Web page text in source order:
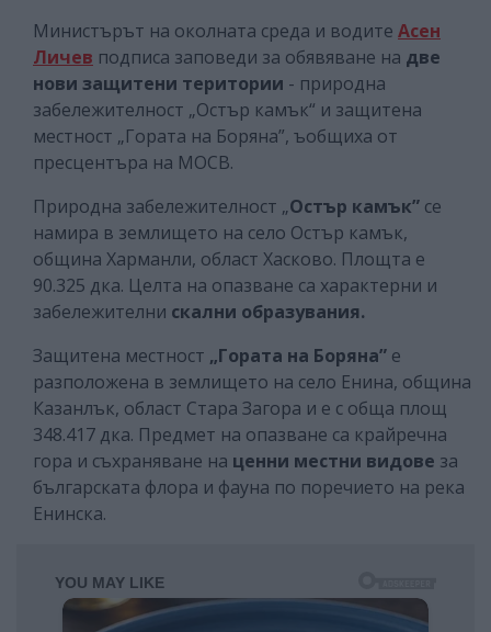
Министърът на околната среда и водите Асен
Личев подписа заповеди за обявяване на две
нови защитени територии - природна
забележителност „Остър камък“ и защитена
местност „Гората на Боряна”, ъобщиха от
пресцентъра на МОСВ.
Природна забележителност „Остър камък” се
намира в землището на село Остър камък,
община Харманли, област Хасково. Площта е
90.325 дка. Целта на опазване са характерни и
забележителни скални образувания.
Защитена местност „Гората на Боряна” е
разположена в землището на село Енина, община
Казанлък, област Стара Загора и е с обща площ
348.417 дка. Предмет на опазване са крайречна
гора и съхраняване на ценни местни видове за
българската флора и фауна по поречието на река
Енинска.